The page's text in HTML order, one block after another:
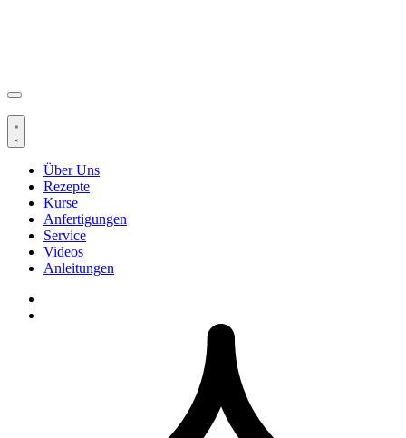
Über Uns
Rezepte
Kurse
Anfertigungen
Service
Videos
Anleitungen